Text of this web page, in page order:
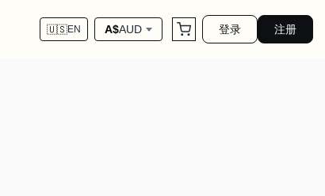
🇺🇸EN A$AUD 登录 注册